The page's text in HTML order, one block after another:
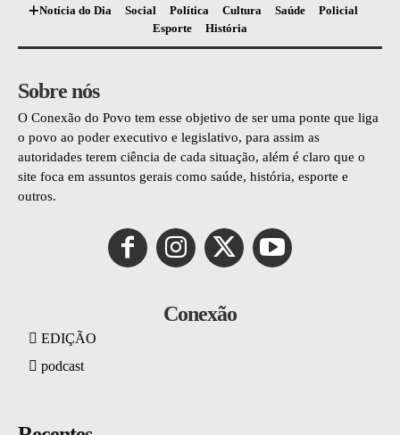
Notícia do Dia Social Política Cultura Saúde
Policial
Esporte
História
Sobre nós
O Conexão do Povo tem esse objetivo de ser uma ponte que liga
o povo ao poder executivo e legislativo, para assim as
autoridades terem ciência de cada situação, além é claro que o
site foca em assuntos gerais como saúde, história, esporte e
outros.
Conexão
EDIÇÃO
podcast